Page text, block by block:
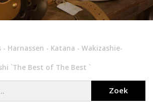
- Harnassen - Katana - Wakizashie-
`The Best of The Best `
Zoek